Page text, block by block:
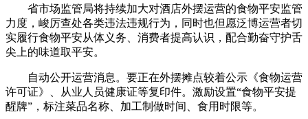
省市场监管局将持续加大对酒店外摆运营的食物平安监管
力度，峻厉查处各类违法违规行为，同时也但愿泛博运营者切
实履行食物平安从体义务、消费者提高认识，配合勤奋守护舌
尖上的味道取平安。
自动公开运营消息。要正在外摆摊点较着公示《食物运营
许可证》、从业人员健康证等复印件。激励设置“食物平安提
醒牌”，标注菜品名称、加工制做时间、食用时限等。